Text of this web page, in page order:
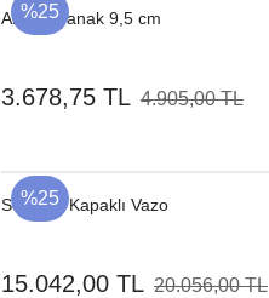
%25
Ahşap Çanak 9,5 cm
3.678,75 TL 4.905,00 TL
%25
Seramik Kapaklı Vazo
15.042,00 TL 20.056,00 TL